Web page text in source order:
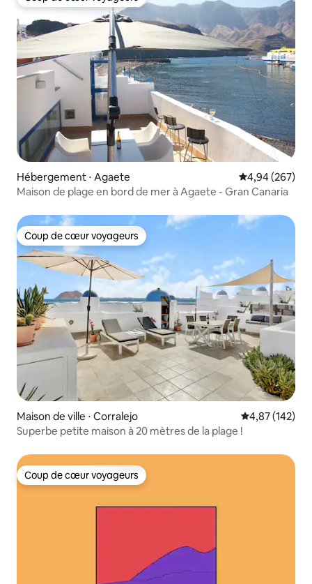
Coup de cœur voyageurs
Hébergement ⋅ Agaete Évaluation
4,94 (267)
Maison de plage en bord de mer à Agaete - Gran Canaria
Coup de cœur voyageurs
Coup de cœur voyageurs
Maison de ville ⋅ Corralejo Évaluation
4,87 (142)
Superbe petite maison à 20 mètres de la plage !
Coup de cœur voyageurs
Coup de cœur voyageurs